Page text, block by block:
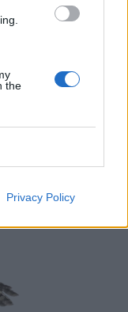
the
Privacy Policy
– Englanti |
– Ranska | 9.7.